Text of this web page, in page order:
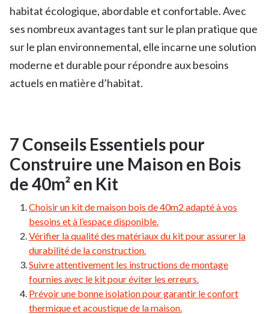
habitat écologique, abordable et confortable. Avec
ses nombreux avantages tant sur le plan pratique que
sur le plan environnemental, elle incarne une solution
moderne et durable pour répondre aux besoins
actuels en matière d’habitat.
7 Conseils Essentiels pour
Construire une Maison en Bois
de 40m² en Kit
Choisir un kit de maison bois de 40m2 adapté à vos
besoins et à l’espace disponible.
Vérifier la qualité des matériaux du kit pour assurer la
durabilité de la construction.
Suivre attentivement les instructions de montage
fournies avec le kit pour éviter les erreurs.
Prévoir une bonne isolation pour garantir le confort
thermique et acoustique de la maison.